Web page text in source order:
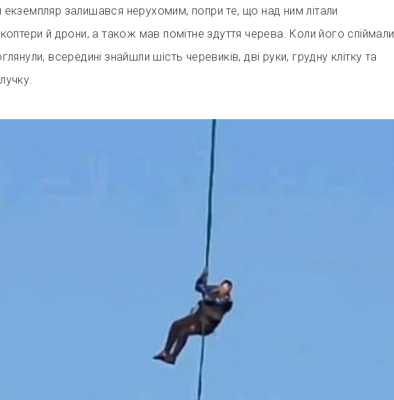
екземпляр залишався нерухомим, попри те, що над ним літали
й дрони, а також мав помітне здуття черева. Коли його спіймали
всередині знайшли шість черевиків, дві руки, грудну клітку та